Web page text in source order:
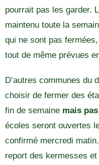
pourrait pas les garder.
maintenu toute la
qui ne sont pas
tout de même prévues
D’autres communes du
choisir de fermer des
fin de semaine mais
écoles seront ouvertes
confirmé mercredi
report des kermesses et